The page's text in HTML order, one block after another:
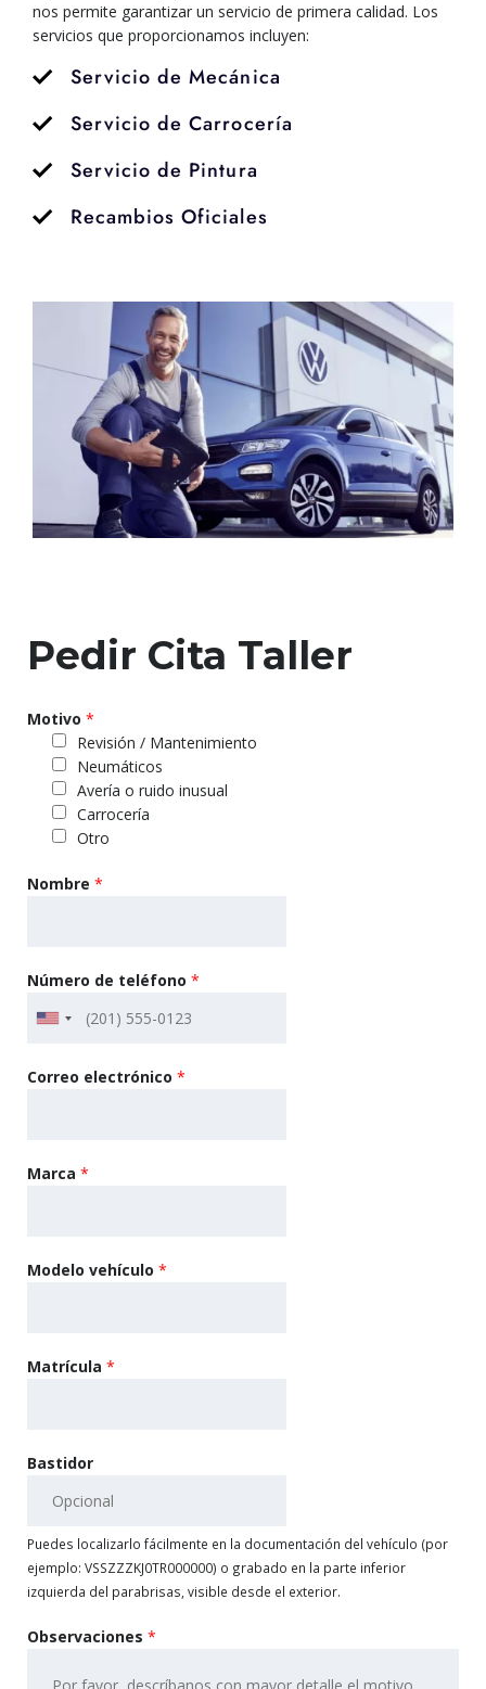
nos permite garantizar un servicio de primera calidad. Los
servicios que proporcionamos incluyen:
Servicio de Mecánica
Servicio de Carrocería
Servicio de Pintura
Recambios Oficiales
Pedir Cita Taller
Motivo *
Revisión / Mantenimiento
Neumáticos
Avería o ruido inusual
Carrocería
Otro
Nombre *
Número de teléfono *
Correo electrónico *
Marca *
Modelo vehículo *
Matrícula *
Bastidor
Puedes localizarlo fácilmente en la documentación del vehículo (por
ejemplo: VSSZZZKJ0TR000000) o grabado en la parte inferior
izquierda del parabrisas, visible desde el exterior.
Observaciones *